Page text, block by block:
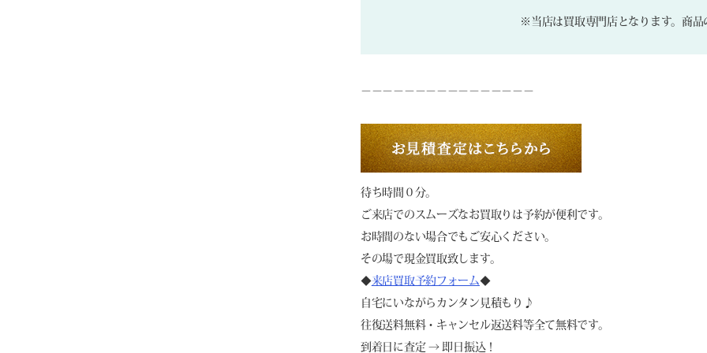
※当店は買取専門店となります。商品
－－－－－－－－－－－－－－－－
待ち時間０分。
ご来店でのスムーズなお買取りは予約が便利です。
お時間のない場合でもご安心ください。
その場で現金買取致します。
◆来店買取予約フォーム◆
自宅にいながらカンタン見積もり♪
往復送料無料・キャンセル返送料等全て無料です。
到着日に査定 → 即日振込！